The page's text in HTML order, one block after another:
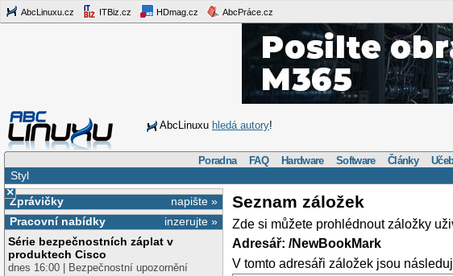
AbcLinuxu.cz ITBiz.cz HDmag.cz AbcPráce.cz
AbcLinuxu hledá autory!
Poradna FAQ Hardware Software Články
Styl
×
napište »
Zprávičky
inzerujte »
Pracovní nabídky
Série bezpečnostních záplat v
produktech Cisco
dnes 16:00 | Bezpečnostní upozornění
Seznam záložek
Zde si můžete prohlédnout záložky
Adresář: /NewBookMark
V tomto adresáři záložek jsou